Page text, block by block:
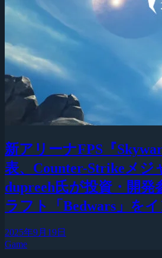
新アリーナFPS『
表、Counter-Strikeメジ
dupreeh氏が投資・開発
ラフト「Bedwars」を
2025年9月19日
Game